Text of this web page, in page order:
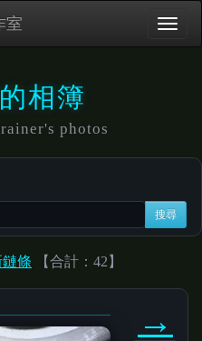
室
相簿
photos
搜尋
鏈條 【合計：42】
→